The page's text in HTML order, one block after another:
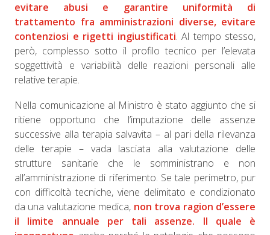
evitare abusi e garantire uniformità di
trattamento fra amministrazioni diverse, evitare
contenziosi e rigetti ingiustificati. Al tempo stesso,
però, complesso sotto il profilo tecnico per l’elevata
soggettività e variabilità delle reazioni personali alle
relative terapie.
Nella comunicazione al Ministro è stato aggiunto che si
ritiene opportuno che l’imputazione delle assenze
successive alla terapia salvavita – al pari della rilevanza
delle terapie – vada lasciata alla valutazione delle
strutture sanitarie che le somministrano e non
all’amministrazione di riferimento. Se tale perimetro, pur
con difficoltà tecniche, viene delimitato e condizionato
da una valutazione medica, non trova ragion d’essere
il limite annuale per tali assenze. Il quale è